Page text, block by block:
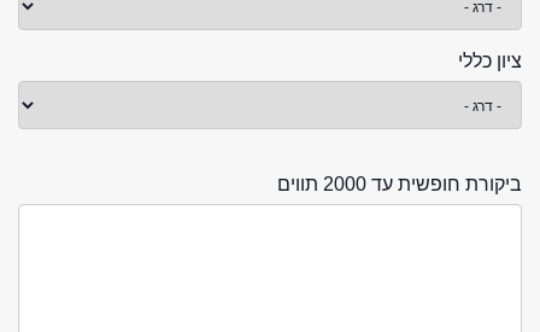
ציון כללי
ביקורת חופשית עד 2000 תווים